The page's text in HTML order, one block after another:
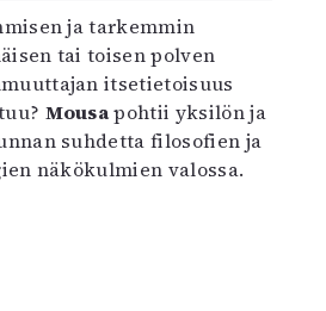
ja tarkemmin
tai toisen polven
itsetietoisuus
Mousapohtii yksilön ja
suhdetta filosofien ja
näkökulmien valossa.